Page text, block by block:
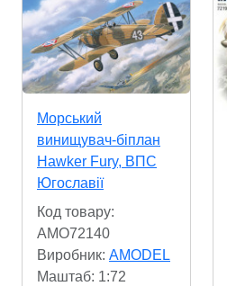
Морський
винищувач-біплан
Hawker Fury, ВПС
Югославії
Код товару:
AMO72140
Виробник: AMODEL
Маштаб: 1:72